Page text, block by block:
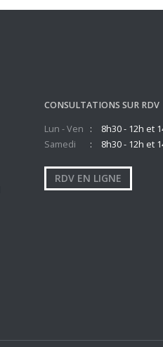
CONSULTATIONS SUR RDV
Lun - Ven
8h30 - 12h et
Samedi
8h30 - 12h et
RDV EN LIGNE